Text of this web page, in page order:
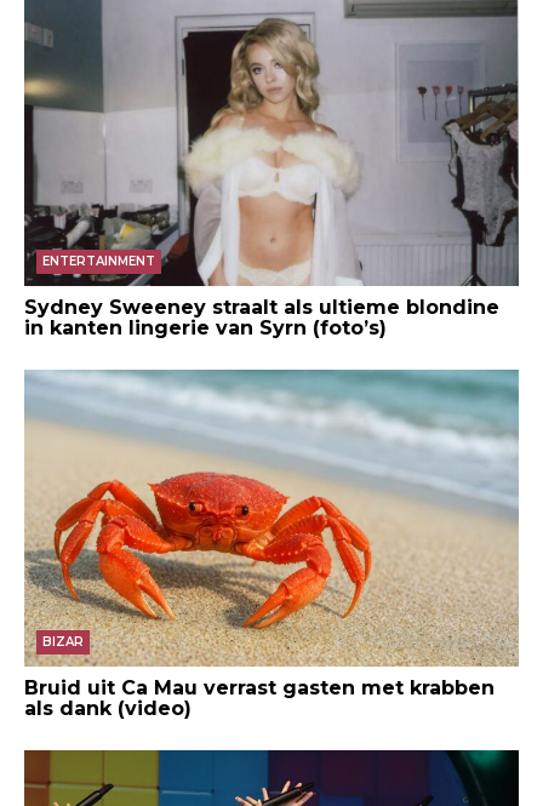
ENTERTAINMENT
Sydney Sweeney straalt als ultieme blondine
in kanten lingerie van Syrn (foto’s)
BIZAR
Bruid uit Ca Mau verrast gasten met krabben
als dank (video)